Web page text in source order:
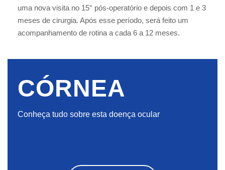
uma nova visita no 15° pós-operatório e depois com 1 e 3
meses de cirurgia. Após esse período, será feito um
acompanhamento de rotina a cada 6 a 12 meses.
CÓRNEA
Conheça tudo sobre esta doença ocular